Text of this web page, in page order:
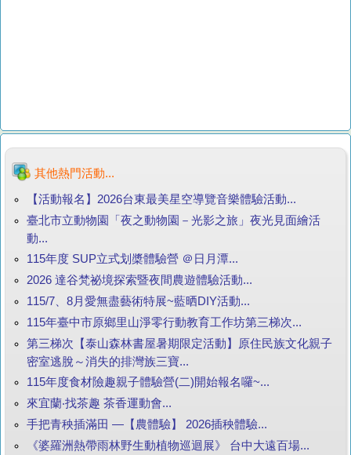
其他熱門活動...
【活動報名】2026台東最美星空導覽音樂體驗活動...
臺北市立動物園「夜之動物園－光影之旅」夜光見面繪活
動...
115年度 SUP立式划槳體驗營 ＠日月潭...
2026 達谷梵祕境探索暨夜間農遊體驗活動...
115/7、8月愛無盡藝術特展~藍晒DIY活動...
115年臺中市原鄉里山淨零行動教育工作坊第三梯次...
第三梯次【泰山森林書屋暑期限定活動】原住民族文化親子
密室逃脫～消失的排灣族三寶...
115年度食材險趣親子體驗營(二)開始報名囉~...
來宜蘭‧找茶趣 茶香運動會...
手把青秧插滿田 —【農體驗】 2026插秧體驗...
《婆羅洲熱帶雨林野生動植物巡迴展》 台中大遠百場...